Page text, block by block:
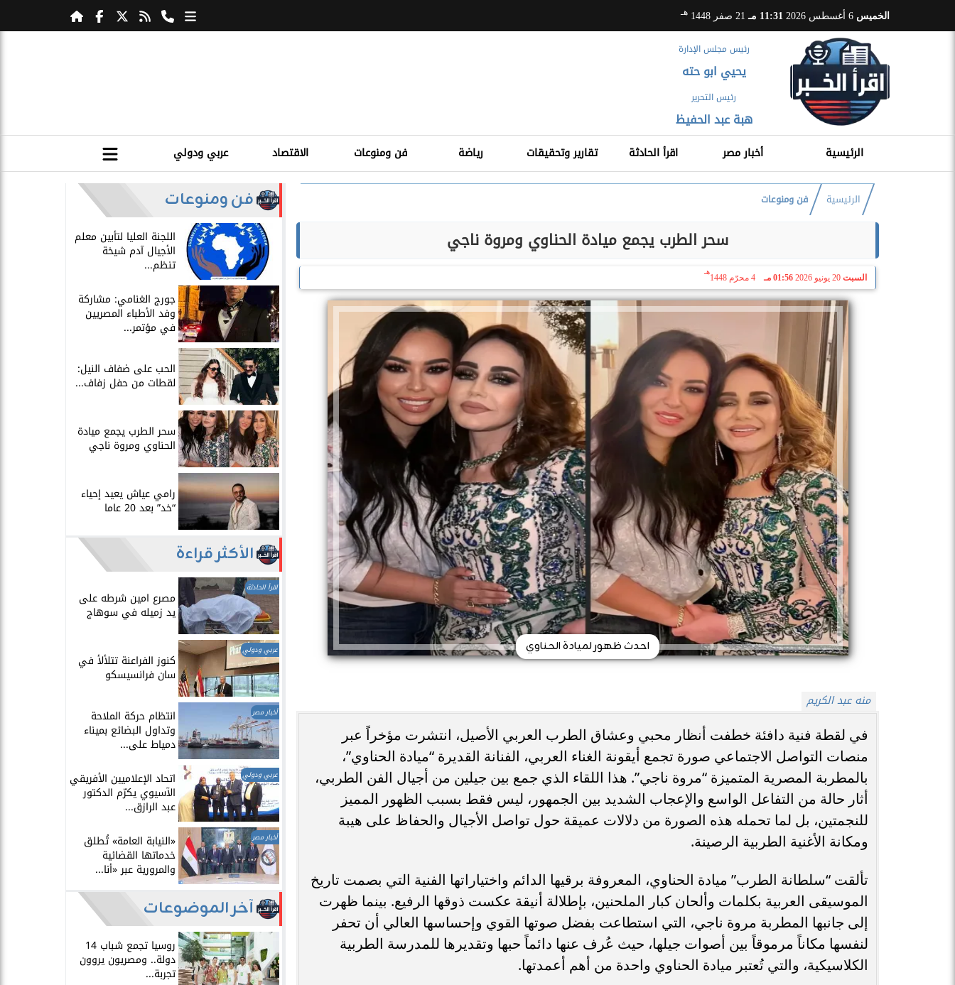
الخميس 11:31 مـ 21 صفر 1448 هـ
رئيس مجلس الإدارة
يحيي ابو حته
رئيس التحرير
هبة عبد الحفيظ
الرئيسية أخبار مصر اقرأ الحادثة تقارير وتحقيقات رياضة فن ومنوعات الاقتصاد عربي ودولي
الرئيسية فن ومنوعات
سحر الطرب يجمع ميادة الحناوي ومروة ناجي
السبت 20 يونيو 2026 01:56 مـ 4 محرّم 1448
هـ
احدث ظهور لميادة الحناوي
منه عبد الكريم
في لقطة فنية دافئة خطفت أنظار محبي وعشاق الطرب العربي الأصيل، انتشرت مؤخراً عبر
منصات التواصل الاجتماعي صورة تجمع أيقونة الغناء العربي، الفنانة القديرة “ميادة الحناوي”،
بالمطربة المصرية المتميزة “مروة ناجي”. هذا اللقاء الذي جمع بين جيلين من أجيال الفن الطربي،
أثار حالة من التفاعل الواسع والإعجاب الشديد بين الجمهور، ليس فقط بسبب الظهور المميز
للنجمتين، بل لما تحمله هذه الصورة من دلالات عميقة حول تواصل الأجيال والحفاظ على هيبة
ومكانة الأغنية الطربية الرصينة.
تألقت “سلطانة الطرب” ميادة الحناوي، المعروفة برقيها الدائم واختياراتها الفنية التي بصمت تاريخ
الموسيقى العربية بكلمات وألحان كبار الملحنين، بإطلالة أنيقة عكست ذوقها الرفيع. بينما ظهرت
إلى جانبها المطربة مروة ناجي، التي استطاعت بفضل صوتها القوي وإحساسها العالي أن تحفر
لنفسها مكاناً مرموقاً بين أصوات جيلها، حيث عُرف عنها دائماً حبها وتقديرها للمدرسة الطربية
الكلاسيكية، والتي تُعتبر ميادة الحناوي واحدة من أهم أعمدتها.
فن ومنوعات
اللجنة العليا لتأبين معلم
الأجيال آدم شيخة
تنظم...
جورج الغنامي: مشاركة
وفد الأطباء المصريين
في مؤتمر...
الحب على ضفاف النيل:
لقطات من حفل زفاف...
سحر الطرب يجمع ميادة
الحناوي ومروة ناجي
رامي عياش يعيد إحياء
“خد” بعد 20 عاما
الأكثر قراءة
اقرأ الحادثة
مصرع امين شرطه على
يد زميله في سوهاج
عربي ودولي
​كنوز الفراعنة تتلألأ في
سان فرانسيسكو
أخبار مصر انتظام حركة الملاحة
وتداول البضائع بميناء
دمياط على...
عربي ودولي اتحاد الإعلاميين الأفريقي
الآسيوي يكرّم الدكتور
عبد الرازق...
أخبار مصر ​«النيابة العامة» تُطلق
خدماتها القضائية
والمرورية عبر «أنا...
آخر الموضوعات
روسيا تجمع شباب 14
دولة.. ومصريون يروون
تجربة...